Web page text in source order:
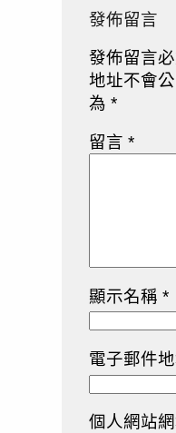
發佈留言
發佈留言
地址不會公
為 *
留言 *
顯示名稱 *
電子郵件
個人網站